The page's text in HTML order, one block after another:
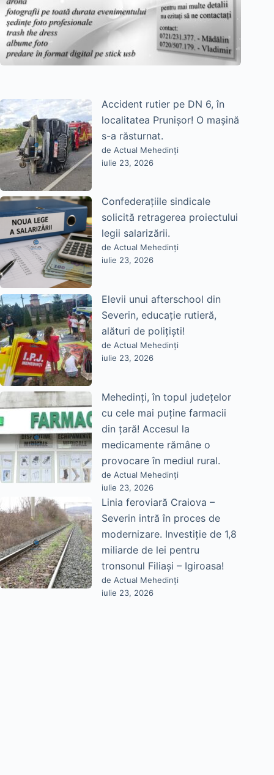
Accident rutier pe DN 6, în
localitatea Prunișor! O mașină
s-a răsturnat.
de Actual Mehedinți
iulie 23, 2026
Confederațiile sindicale
solicită retragerea proiectului
legii salarizării.
de Actual Mehedinți
iulie 23, 2026
Elevii unui afterschool din
Severin, educație rutieră,
alături de polițiști!
de Actual Mehedinți
iulie 23, 2026
Mehedinți, în topul județelor
cu cele mai puține farmacii
din țară! Accesul la
medicamente rămâne o
provocare în mediul rural.
de Actual Mehedinți
iulie 23, 2026
Linia feroviară Craiova –
Severin intră în proces de
modernizare. Investiție de 1,8
miliarde de lei pentru
tronsonul Filiași – Igiroasa!
de Actual Mehedinți
iulie 23, 2026